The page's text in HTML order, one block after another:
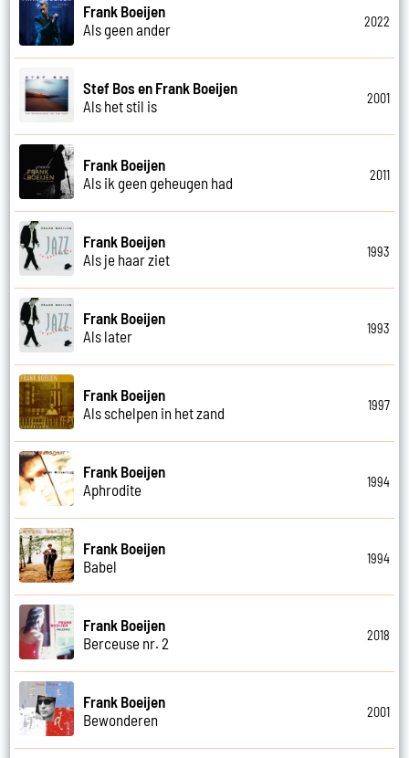
Frank Boeijen
Als geen ander
2022
Stef Bos en Frank Boeijen
Als het stil is
2001
Frank Boeijen
Als ik geen geheugen had
2011
Frank Boeijen
Als je haar ziet
1993
Frank Boeijen
Als later
1993
Frank Boeijen
Als schelpen in het zand
1997
Frank Boeijen
Aphrodite
1994
Frank Boeijen
Babel
1994
Frank Boeijen
Berceuse nr. 2
2018
Frank Boeijen
Bewonderen
2001